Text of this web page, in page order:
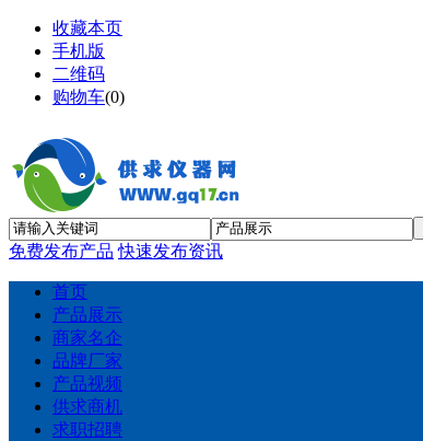
收藏本页
手机版
二维码
购物车(0)
免费发布产品 快速发布资讯
首页
产品展示
商家名企
品牌厂家
产品视频
供求商机
求职招聘